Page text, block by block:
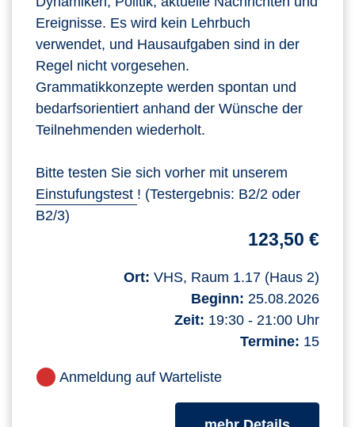
Ereignisse. Es wird kein Lehrbuch
verwendet, und Hausaufgaben sind in der
Regel nicht vorgesehen.
Grammatikkonzepte werden spontan und
bedarfsorientiert anhand der Wünsche der
Teilnehmenden wiederholt.
Bitte testen Sie sich vorher mit unserem
Einstufungstest ! (Testergebnis: B2/2 oder
B2/3)
123,50 €
Ort: VHS, Raum 1.17 (Haus 2)
Beginn: 25.08.2026
Zeit: 19:30 - 21:00 Uhr
Termine: 15
Anmeldung auf Warteliste
zum